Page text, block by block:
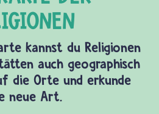
kannst du Religionen
auch geographisch
die Orte und erkunde
neue Art.